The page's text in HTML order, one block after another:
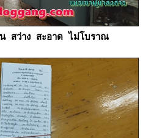
น สว่าง สะอาด ไม่โบราณ